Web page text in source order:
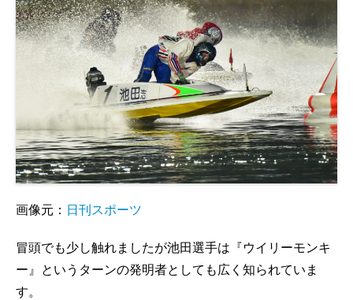
画像元： 日刊スポーツ
冒頭でも少し触れましたが池田選手は『ウイリーモンキ
ー』というターンの発明者としても広く知られていま
す。